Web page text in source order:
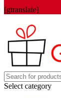
[gtranslate]
Select category